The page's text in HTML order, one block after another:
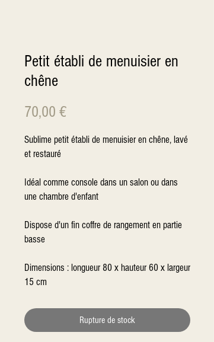
Petit établi de menuisier en
chêne
70,00 €Prix
Sublime petit établi de menuisier en chêne, lavé
et restauré
Idéal comme console dans un salon ou dans
une chambre d'enfant
Dispose d'un fin coffre de rangement en partie
basse
Dimensions : longueur 80 x hauteur 60 x largeur
15 cm
Rupture de stock